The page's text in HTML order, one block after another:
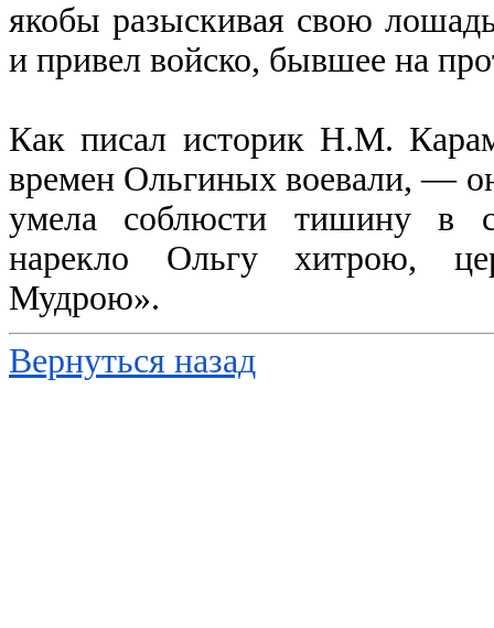
якобы разыскивая свою
и привел войско, бывшее на
Как писал историк Н.М.
времен Ольгиных воевали, —
умела соблюсти тишину в
нарекло Ольгу хитрою,
Мудрою».
Вернуться назад